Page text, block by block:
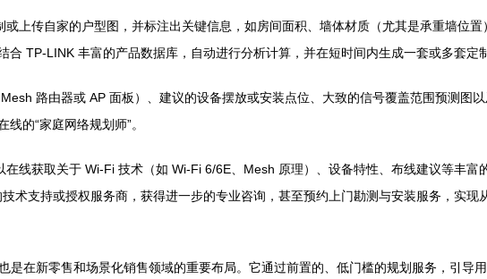
上传自家的户型图，并标注出关键信息，如房间面积、墙体材质（尤其是承重墙位
TP-LINK 丰富的产品数据库，自动进行分析计算，并在短时间内生成一套或多套定
路由器或 AP 面板）、建议的设备摆放或安装点位、大致的信号覆盖范围预测图
的“家庭网络规划师”。
线获取关于 Wi-Fi 技术（如 Wi-Fi 6/6E、Mesh 原理）、设备特性、布线建议等丰富
术支持或授权服务商，获得进一步的专业咨询，甚至预约上门勘测与安装服务，实现
是在新零售和场景化销售领域的重要布局。它通过前置的、低门槛的规划服务，引导